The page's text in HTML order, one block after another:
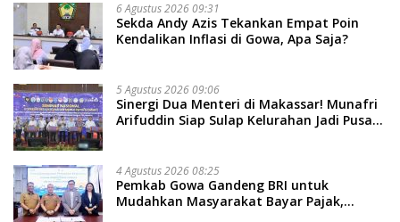
6 Agustus 2026 09:31
Sekda Andy Azis Tekankan Empat Poin
Kendalikan Inflasi di Gowa, Apa Saja?
5 Agustus 2026 09:06
Sinergi Dua Menteri di Makassar! Munafri
Arifuddin Siap Sulap Kelurahan Jadi Pusat
4 Agustus 2026 08:25
Pemkab Gowa Gandeng BRI untuk
Mudahkan Masyarakat Bayar Pajak,